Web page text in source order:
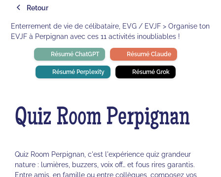
Retour
Enterrement de vie de célibataire, EVG / EVJF > Organise ton
EVJF à Perpignan avec ces 11 activités inoubliables !
Résumé ChatGPT Résumé Claude
Résumé Perplexity Résumé Grok
Quiz Room Perpignan
Quiz Room Perpignan, c'est l'expérience quiz grandeur
nature : lumières, buzzers, voix off… et fous rires garantis.
Entre amis, en famille ou entre collègues, composez vos